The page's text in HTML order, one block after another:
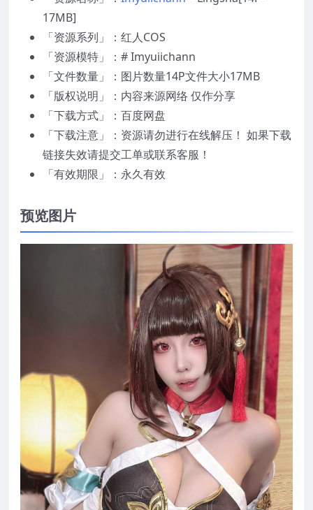
17MB]
「资源系列」：红人COS
「资源模特」：# Imyuiichann
「文件数量」：图片数量14P文件大小17MB
「版权说明」：内容来源网络 仅作分享
「下载方式」：百度网盘
「下载注意」：资源请勿进行在线解压！ 如果下载
链接失效请提交工单或联系客服！
「有效期限」：永久有效
预览图片